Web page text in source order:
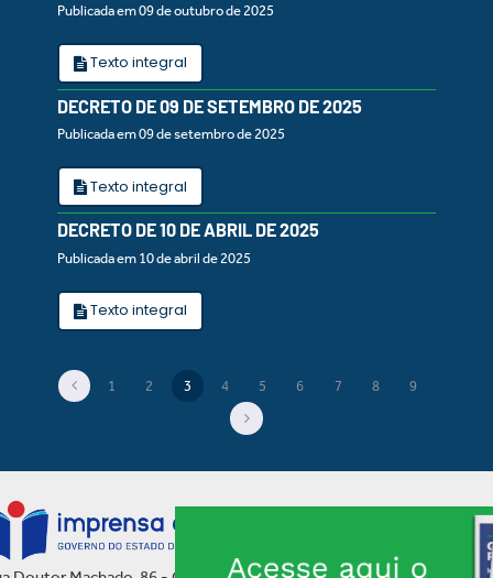
Publicada em 09 de outubro de 2025
Texto integral
DECRETO DE 09 DE SETEMBRO DE 2025
Publicada em 09 de setembro de 2025
Texto integral
DECRETO DE 10 DE ABRIL DE 2025
Publicada em 10 de abril de 2025
Texto integral
1 2 3(current)
4 5 6 7 8 9